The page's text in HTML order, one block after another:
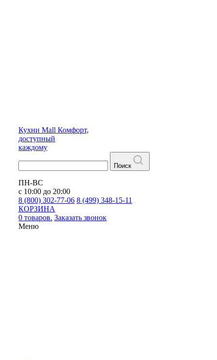
Кухни Mall Комфорт,
доступный
каждому
Поиск
ПН-ВС
с 10:00 до 20:00
8 (800) 302-77-06 8 (499) 348-15-11
КОРЗИНА
0 товаров. Заказать звонок
Меню